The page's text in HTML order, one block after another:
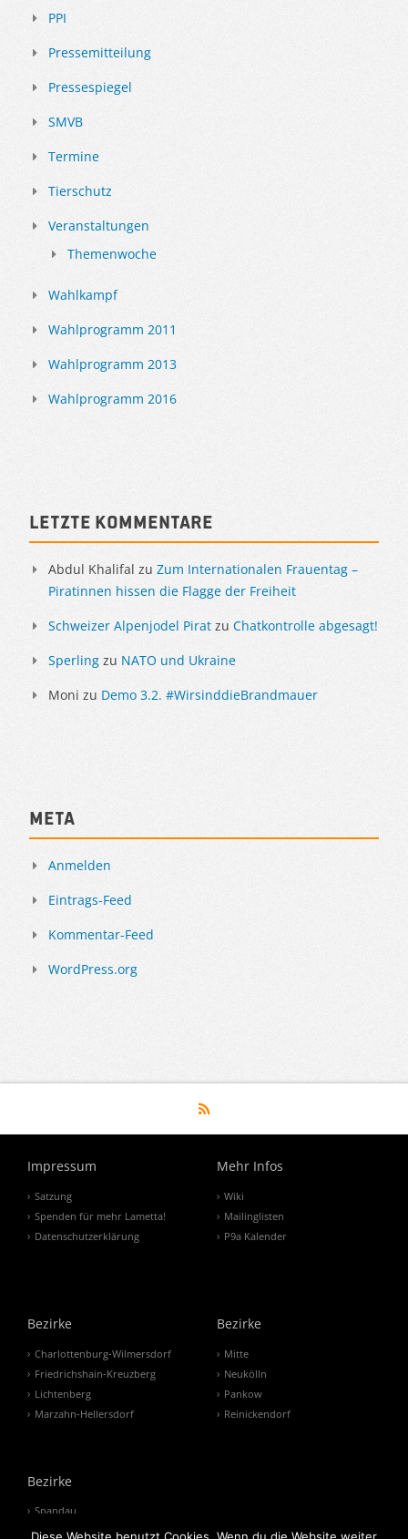
PPI
Pressemitteilung
Pressespiegel
SMVB
Termine
Tierschutz
Veranstaltungen
Themenwoche
Wahlkampf
Wahlprogramm 2011
Wahlprogramm 2013
Wahlprogramm 2016
Letzte Kommentare
Abdul Khalifal zu Zum Internationalen Frauentag –
Piratinnen hissen die Flagge der Freiheit
Schweizer Alpenjodel Pirat zu Chatkontrolle abgesagt!
Sperling zu NATO und Ukraine
Moni zu Demo 3.2. #WirsinddieBrandmauer
Meta
Anmelden
Eintrags-Feed
Kommentar-Feed
WordPress.org
Impressum
Satzung
Spenden für mehr Lametta!
Datenschutzerklärung
Mehr Infos
Wiki
Mailinglisten
P9a Kalender
Bezirke
Charlottenburg-Wilmersdorf
Friedrichshain-Kreuzberg
Lichtenberg
Marzahn-Hellersdorf
Bezirke
Mitte
Neukölln
Pankow
Reinickendorf
Bezirke
Spandau
Steglitz-Zehlendorf